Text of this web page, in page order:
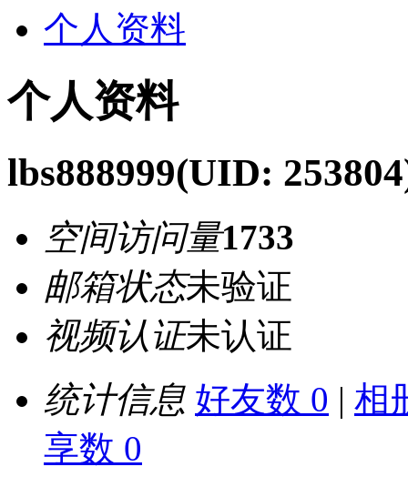
个人资料
个人资料
lbs888999(UID:
空间访问量1733
邮箱状态未验证
视频认证未认证
统计信息 好友数 0 | 相
享数 0